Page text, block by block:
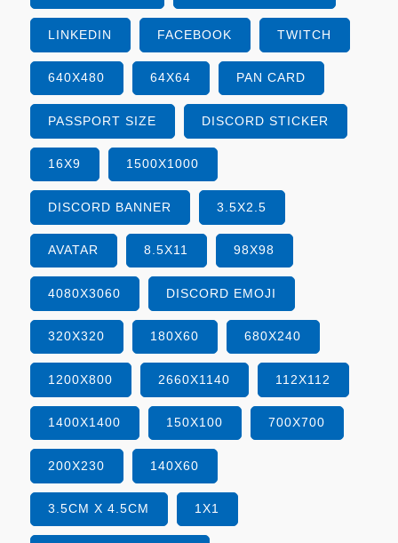
LINKEDIN FACEBOOK TWITCH
640X480 64X64 PAN CARD
PASSPORT SIZE DISCORD STICKER
16X9 1500X1000
DISCORD BANNER 3.5X2.5
AVATAR 8.5X11 98X98
4080X3060 DISCORD EMOJI
320X320 180X60 680X240
1200X800 2660X1140 112X112
1400X1400 150X100 700X700
200X230 140X60
3.5CM X 4.5CM 1X1